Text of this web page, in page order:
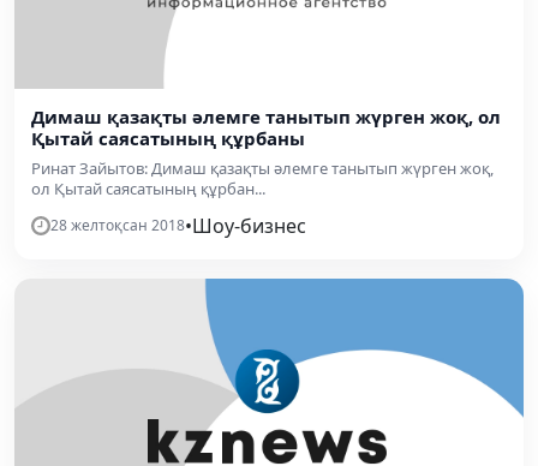
Димаш қазақты әлемге танытып жүрген жоқ, ол
Қытай саясатының құрбаны
​Ринат Зайытов: Димаш қазақты әлемге танытып жүрген жоқ,
ол Қытай саясатының құрбан...
28 желтоқсан 2018•Шоу-бизнес